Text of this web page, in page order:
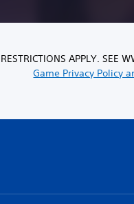
APPLY. SEE
Game Privacy Policy